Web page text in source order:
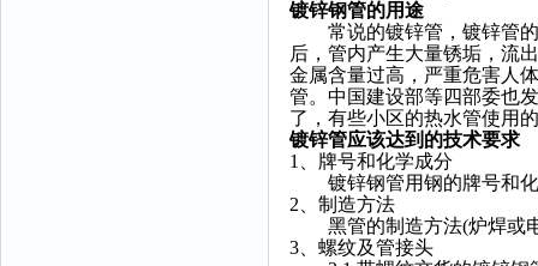
镀锌钢管的用途
常说的镀锌管，镀锌管的
后，管内产生大量锈垢，流
金属含量过高，严重危害人
管。中国建设部等四部委也
了，有些小区的热水管使用
镀锌管应该达到的技术要求
1、牌号和化学成分
镀锌钢管用钢的牌号和化
2、制造方法
黑管的制造方法(炉焊或电
3、螺纹及管接头